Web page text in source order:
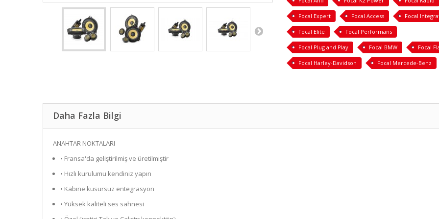
Focal Expert Focal Access Focal
Focal Elite Focal Performans
Focal Plug and Play Focal BMW Focal
Focal Harley-Davidson Focal Mercede-Benz
Daha Fazla Bilgi
ANAHTAR NOKTALARI
• Fransa'da geliştirilmiş ve üretilmiştir
• Hızlı kurulumu kendiniz yapın
• Kabine kusursuz entegrasyon
• Yüksek kaliteli ses sahnesi